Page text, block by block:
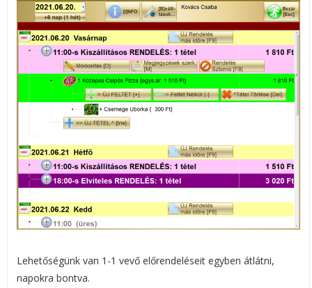
Lehetőségünk van 1-1 vevő előrendeléseit egyben átlátni,
napokra bontva.